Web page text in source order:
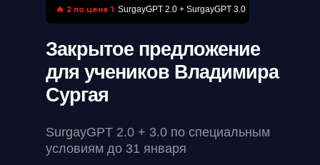
🔥 2 по цене 1: SurgayGPT 2.0 + SurgayGPT 3.0
Закрытое предложение
для учеников Владимира
Сургая
SurgayGPT 2.0 + 3.0 по специальным
условиям до 31 января